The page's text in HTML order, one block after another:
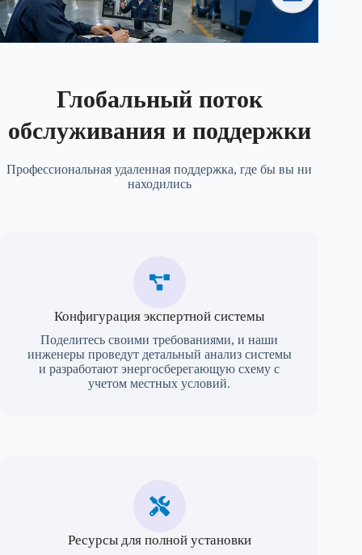
Глобальный поток
обслуживания и поддержки
Профессиональная удаленная поддержка, где бы вы ни
находились
Конфигурация экспертной системы
Поделитесь своими требованиями, и наши
инженеры проведут детальный анализ системы
и разработают энергосберегающую схему с
учетом местных условий.
Ресурсы для полной установки